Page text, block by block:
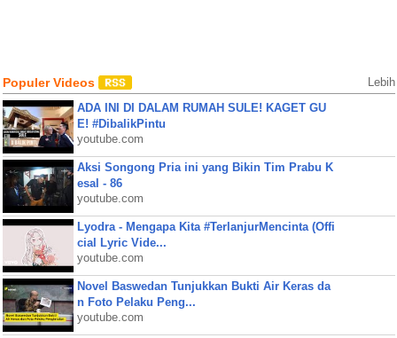
Populer Videos Lebih
ADA INI DI DALAM RUMAH SULE! KAGET GU
E! #DibalikPintu
youtube.com
Aksi Songong Pria ini yang Bikin Tim Prabu K
esal - 86
youtube.com
Lyodra - Mengapa Kita #TerlanjurMencinta (Offi
cial Lyric Vide...
youtube.com
Novel Baswedan Tunjukkan Bukti Air Keras da
n Foto Pelaku Peng...
youtube.com